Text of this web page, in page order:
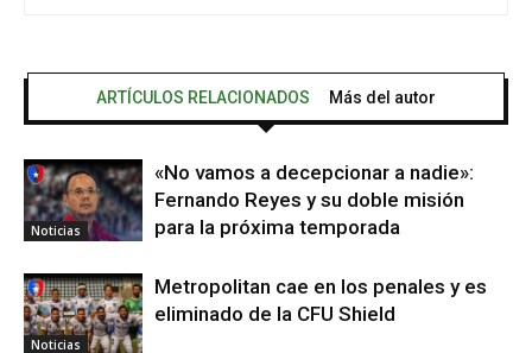
ARTÍCULOS RELACIONADOS Más del autor
Noticias
«No vamos a decepcionar a nadie»:
Fernando Reyes y su doble misión
para la próxima temporada
Noticias
Metropolitan cae en los penales y es
eliminado de la CFU Shield